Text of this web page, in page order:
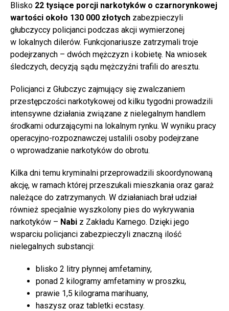
Blisko 22 tysiące porcji narkotyków o czarnorynkowej
wartości około 130 000 złotych zabezpieczyli
głubczyccy policjanci podczas akcji wymierzonej
w lokalnych dilerów. Funkcjonariusze zatrzymali troje
podejrzanych – dwóch mężczyzn i kobietę. Na wniosek
śledczych, decyzją sądu mężczyźni trafili do aresztu.
Policjanci z Głubczyc zajmujący się zwalczaniem
przestępczości narkotykowej od kilku tygodni prowadzili
intensywne działania związane z nielegalnym handlem
środkami odurzającymi na lokalnym rynku. W wyniku pracy
operacyjno-rozpoznawczej ustalili osoby podejrzane
o wprowadzanie narkotyków do obrotu.
Kilka dni temu kryminalni przeprowadzili skoordynowaną
akcję, w ramach której przeszukali mieszkania oraz garaż
należące do zatrzymanych. W działaniach brał udział
również specjalnie wyszkolony pies do wykrywania
narkotyków – Nabi z Zakładu Karnego. Dzięki jego
wsparciu policjanci zabezpieczyli znaczną ilość
nielegalnych substancji:
blisko 2 litry płynnej amfetaminy,
ponad 2 kilogramy amfetaminy w proszku,
prawie 1,5 kilograma marihuany,
haszysz oraz tabletki ecstasy.